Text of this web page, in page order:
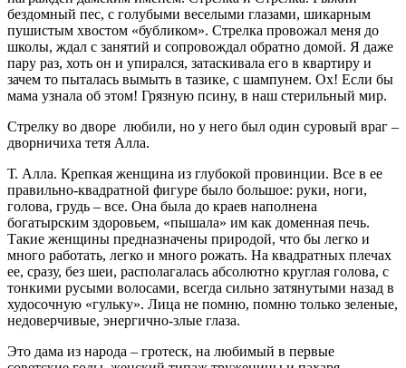
бездомный пес, с голубыми веселыми глазами, шикарным
пушистым хвостом «бубликом». Стрелка провожал меня до
школы, ждал с занятий и сопровождал обратно домой. Я даже
пару раз, хоть он и упирался, затаскивала его в квартиру и
зачем то пыталась вымыть в тазике, с шампунем. Ох! Если бы
мама узнала об этом! Грязную псину, в наш стерильный мир.
Стрелку во дворе любили, но у него был один суровый враг –
дворничиха тетя Алла.
Т. Алла. Крепкая женщина из глубокой провинции. Все в ее
правильно-квадратной фигуре было большое: руки, ноги,
голова, грудь – все. Она была до краев наполнена
богатырским здоровьем, «пышала» им как доменная печь.
Такие женщины предназначены природой, что бы легко и
много работать, легко и много рожать. На квадратных плечах
ее, сразу, без шеи, располагалась абсолютно круглая голова, с
тонкими русыми волосами, всегда сильно затянутыми назад в
худосочную «гульку». Лица не помню, помню только зеленые,
недоверчивые, энергично-злые глаза.
Это дама из народа – гротеск, на любимый в первые